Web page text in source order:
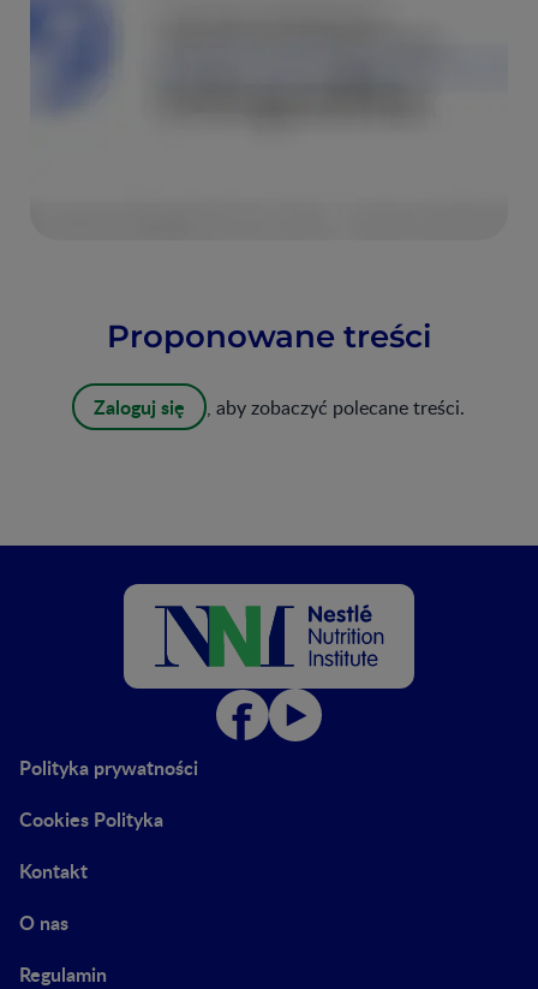
Proponowane treści
Zaloguj się , aby zobaczyć polecane treści.
Polityka prywatności
Cookies Polityka
Kontakt
O nas
Regulamin